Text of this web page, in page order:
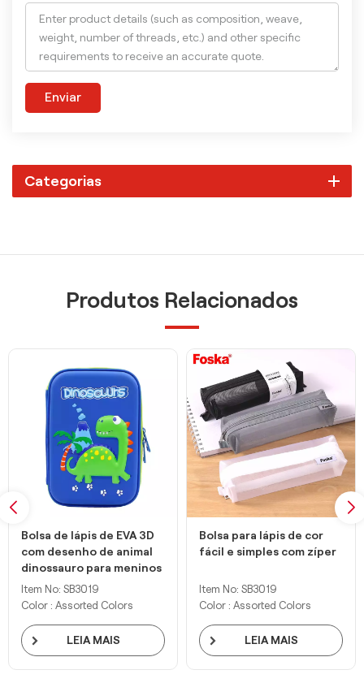
Enviar
Categorias
Produtos Relacionados
Bolsa de lápis de EVA 3D
com desenho de animal
dinossauro para meninos
e crianças
Item No: SB3019
Color : Assorted Colors
LEIA MAIS
Bolsa para lápis de cor
fácil e simples com zíper
Item No: SB3019
Color : Assorted Colors
LEIA MAIS